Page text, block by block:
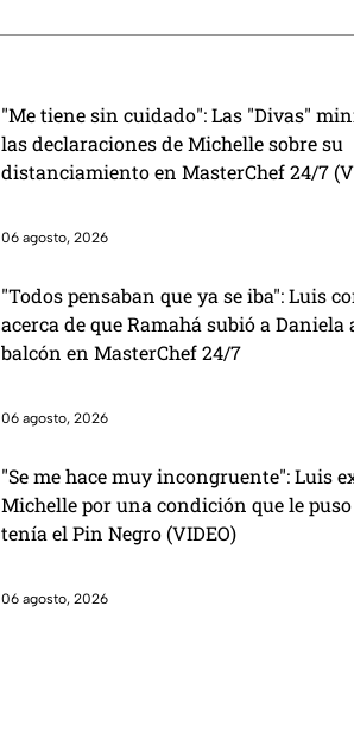
"Me tiene sin cuidado": Las "Divas"
las declaraciones de Michelle sobre su
distanciamiento en MasterChef 24/7
06 agosto, 2026
"Todos pensaban que ya se iba": Luis
acerca de que Ramahá subió a Daniela
balcón en MasterChef 24/7
06 agosto, 2026
"Se me hace muy incongruente": Luis
Michelle por una condición que le
tenía el Pin Negro (VIDEO)
06 agosto, 2026